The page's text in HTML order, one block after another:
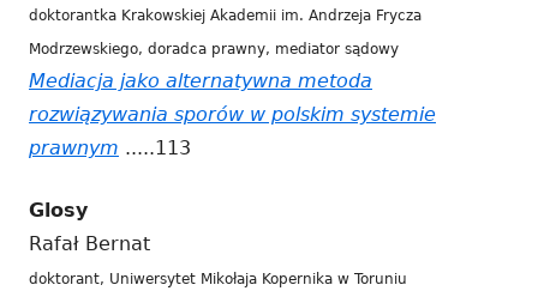
w
doktorantka Krakowskiej Akademii im. Andrzeja Frycza
Modrzewskiego, doradca prawny, mediator sądowy
Mediacja jako alternatywna metoda
rozwiązywania sporów w polskim systemie
prawnym Strona
w
nowym
.....113
Glosy
Rafał Bernat
doktorant, Uniwersytet Mikołaja Kopernika w Toruniu